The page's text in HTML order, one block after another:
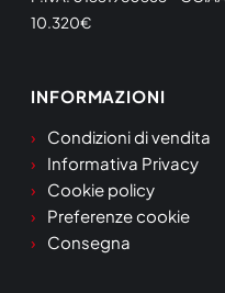
10.320€
INFORMAZIONI
Condizioni di vendita
Informativa Privacy
Cookie policy
Preferenze cookie
Consegna